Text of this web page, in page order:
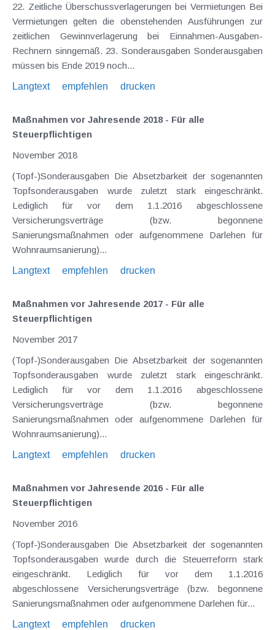
22. Zeitliche Überschussverlagerungen bei Vermietungen Bei
Vermietungen gelten die obenstehenden Ausführungen zur
zeitlichen Gewinnverlagerung bei Einnahmen-Ausgaben-
Rechnern sinngemäß. 23. Sonderausgaben Sonderausgaben
müssen bis Ende 2019 noch...
Langtext
empfehlen drucken
Maßnahmen vor Jahresende 2018 - Für alle
Steuerpflichtigen
November 2018
(Topf-)Sonderausgaben Die Absetzbarkeit der sogenannten
Topfsonderausgaben wurde zuletzt stark eingeschränkt.
Lediglich für vor dem 1.1.2016 abgeschlossene
Versicherungsverträge (bzw. begonnene
Sanierungsmaßnahmen oder aufgenommene Darlehen für
Wohnraumsanierung)...
Langtext
empfehlen drucken
Maßnahmen vor Jahresende 2017 - Für alle
Steuerpflichtigen
November 2017
(Topf-)Sonderausgaben Die Absetzbarkeit der sogenannten
Topfsonderausgaben wurde zuletzt stark eingeschränkt.
Lediglich für vor dem 1.1.2016 abgeschlossene
Versicherungsverträge (bzw. begonnene
Sanierungsmaßnahmen oder aufgenommene Darlehen für
Wohnraumsanierung)...
Langtext
empfehlen drucken
Maßnahmen vor Jahresende 2016 - Für alle
Steuerpflichtigen
November 2016
(Topf-)Sonderausgaben Die Absetzbarkeit der sogenannten
Topfsonderausgaben wurde durch die Steuerreform stark
eingeschränkt. Lediglich für vor dem 1.1.2016
abgeschlossene Versicherungsverträge (bzw. begonnene
Sanierungsmaßnahmen oder aufgenommene Darlehen für...
Langtext
empfehlen drucken